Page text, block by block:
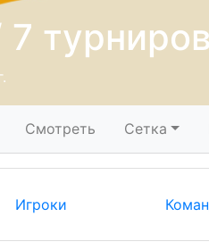
Смотреть Сетка
Игроки